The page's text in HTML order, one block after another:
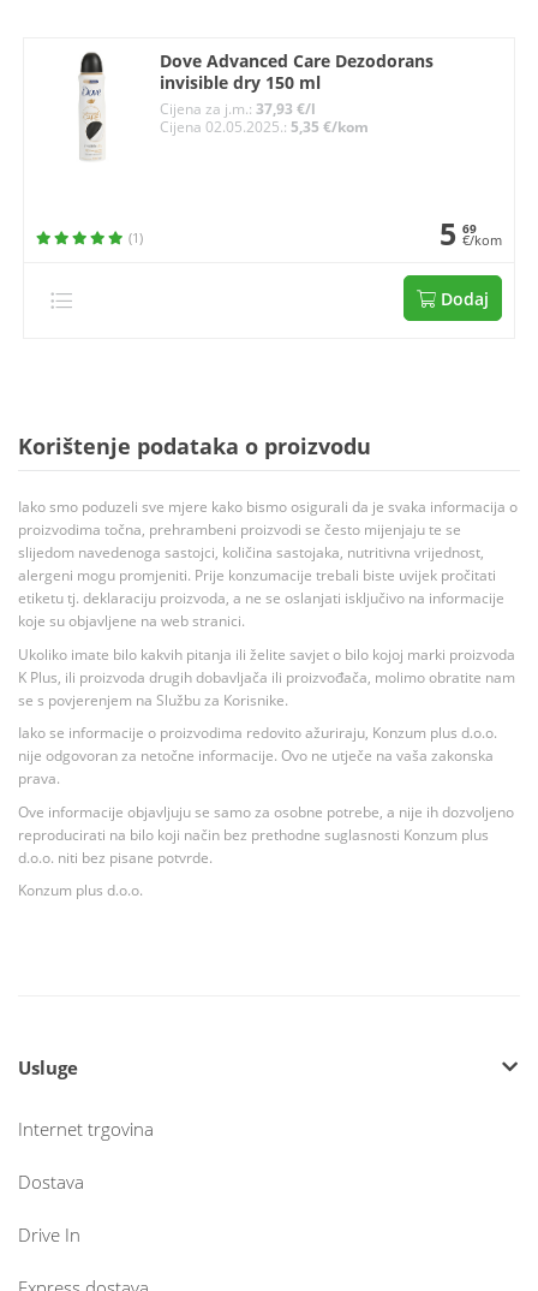
Dove Advanced Care Dezodorans
invisible dry 150 ml
Cijena za j.m.:37,93 €/l
Cijena 02.05.2025.:5,35 €/kom
(1) 5 69
€/kom
Dodaj
Korištenje podataka o proizvodu
Iako smo poduzeli sve mjere kako bismo osigurali da je svaka informacija o
proizvodima točna, prehrambeni proizvodi se često mijenjaju te se
slijedom navedenoga sastojci, količina sastojaka, nutritivna vrijednost,
alergeni mogu promjeniti. Prije konzumacije trebali biste uvijek pročitati
etiketu tj. deklaraciju proizvoda, a ne se oslanjati isključivo na informacije
koje su objavljene na web stranici.
Ukoliko imate bilo kakvih pitanja ili želite savjet o bilo kojoj marki proizvoda
K Plus, ili proizvoda drugih dobavljača ili proizvođača, molimo obratite nam
se s povjerenjem na Službu za Korisnike.
Iako se informacije o proizvodima redovito ažuriraju, Konzum plus d.o.o.
nije odgovoran za netočne informacije. Ovo ne utječe na vaša zakonska
prava.
Ove informacije objavljuju se samo za osobne potrebe, a nije ih dozvoljeno
reproducirati na bilo koji način bez prethodne suglasnosti Konzum plus
d.o.o. niti bez pisane potvrde.
Konzum plus d.o.o.
Usluge
Internet trgovina
Dostava
Drive In